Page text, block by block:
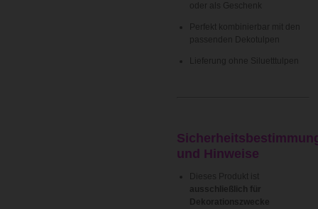
oder als Geschenk
Perfekt kombinierbar mit den
passenden Dekotulpen
Lieferung ohne Siluetttulpen
und Hinweise
Dieses Produkt ist
ausschließlich für
Dekorationszwecke